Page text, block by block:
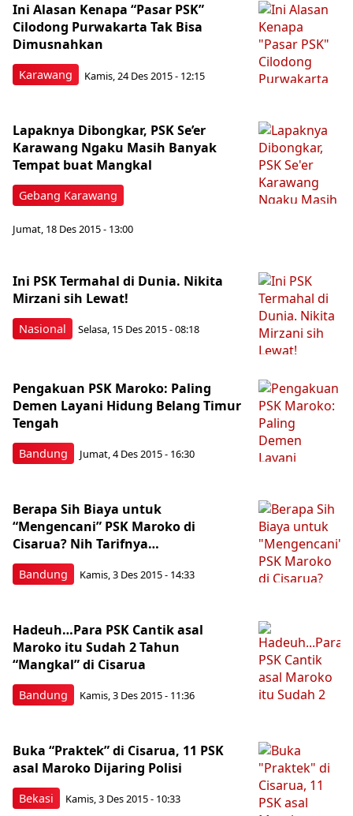
Karawang
Ini Alasan Kenapa “Pasar PSK”
Cilodong Purwakarta Tak Bisa
Dimusnahkan
Kamis, 24 Des 2015 - 12:15
Gebang Karawang
Lapaknya Dibongkar, PSK Se’er
Karawang Ngaku Masih Banyak
Tempat buat Mangkal
Jumat, 18 Des 2015 - 13:00
Nasional
Ini PSK Termahal di Dunia. Nikita
Mirzani sih Lewat!
Selasa, 15 Des 2015 - 08:18
Bandung
Pengakuan PSK Maroko: Paling
Demen Layani Hidung Belang Timur
Tengah
Jumat, 4 Des 2015 - 16:30
Bandung
Berapa Sih Biaya untuk
“Mengencani” PSK Maroko di
Cisarua? Nih Tarifnya…
Kamis, 3 Des 2015 - 14:33
Bandung
Hadeuh…Para PSK Cantik asal
Maroko itu Sudah 2 Tahun
“Mangkal” di Cisarua
Kamis, 3 Des 2015 - 11:36
Bekasi
Buka “Praktek” di Cisarua, 11 PSK
asal Maroko Dijaring Polisi
Kamis, 3 Des 2015 - 10:33